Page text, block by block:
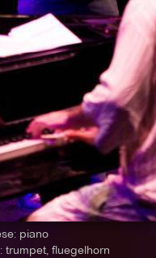
piano
trumpet, fluegelhorn